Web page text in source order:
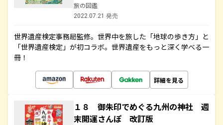
旅の図鑑
2022.07.21 発売
世界遺産検定事務局監修。世界中を旅した「地球の歩き方」と
「世界遺産検定」が初コラボ。世界遺産をもっと深く学べる一
冊！
詳細を見る
１８ 御朱印でめぐる九州の神社 週
末開運さんぽ 改訂版